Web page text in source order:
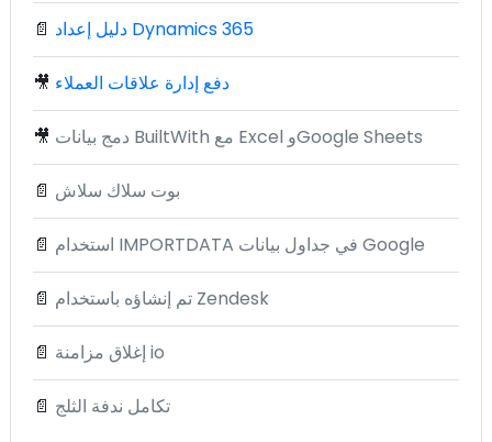
📄 دليل إعداد Dynamics 365
🎥 دفع إدارة علاقات العملاء
🎥 دمج بيانات BuiltWith مع Excel وGoogle Sheets
📄 بوت سلاك سلاش
📄 استخدام IMPORTDATA في جداول بيانات Google
📄 تم إنشاؤه باستخدام Zendesk
📄 إغلاق مزامنة io
📄 تكامل ندفة الثلج